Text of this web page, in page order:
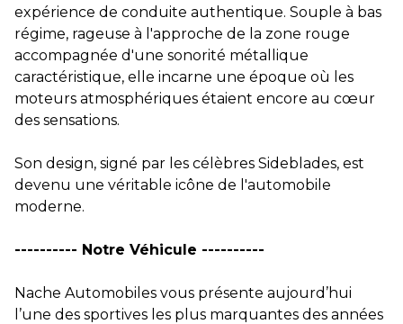
expérience de conduite authentique. Souple à bas
régime, rageuse à l'approche de la zone rouge
accompagnée d'une sonorité métallique
caractéristique, elle incarne une époque où les
moteurs atmosphériques étaient encore au cœur
des sensations.
Son design, signé par les célèbres Sideblades, est
devenu une véritable icône de l'automobile
moderne.
---------- Notre Véhicule ----------
Nache Automobiles vous présente aujourd’hui
l’une des sportives les plus marquantes des années